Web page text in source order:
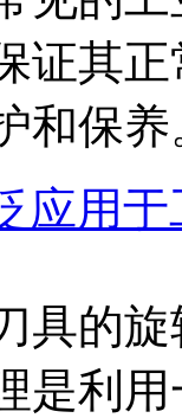
证其
和保养
应用
具的
是利